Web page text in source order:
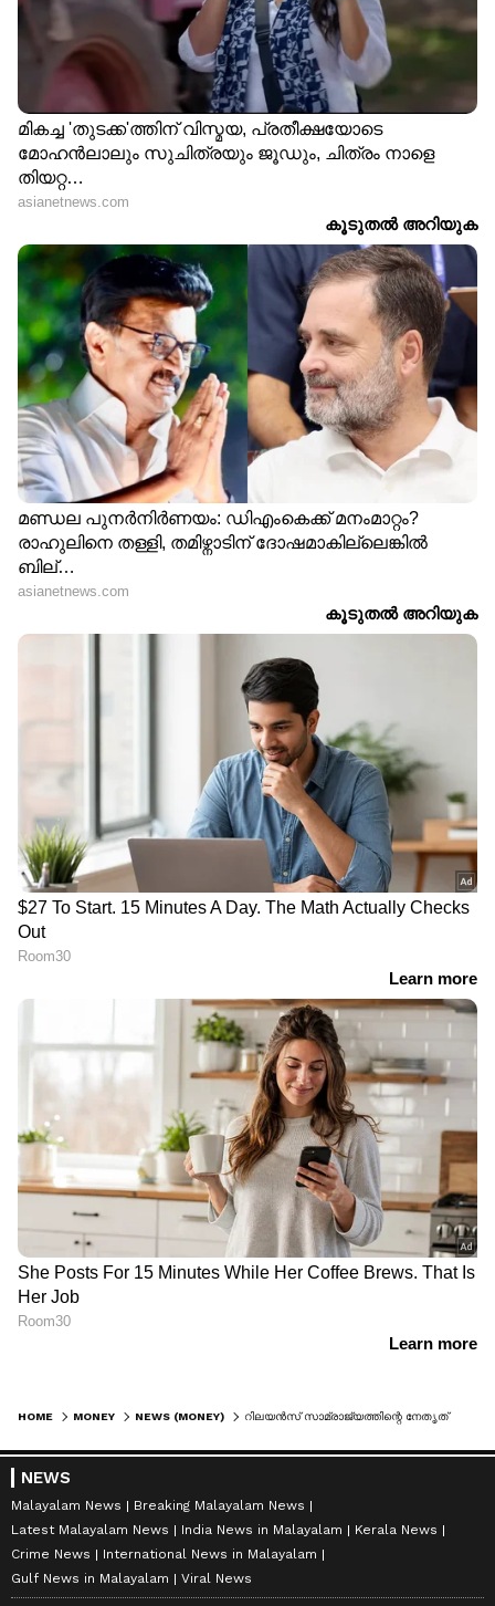
HOME MONEY NEWS (MONEY) റിലയൻസ് സാമ്രാജ്യത്തിന്റെ നേതൃത്വം തന്റെ കൈയിൽ തന്നെയെന്ന് മുകേഷ് അംബാനി
NEWS
Malayalam News
Breaking Malayalam News
Latest Malayalam News
India News in Malayalam
Kerala News
Crime News
International News in Malayalam
Gulf News in Malayalam
Viral News